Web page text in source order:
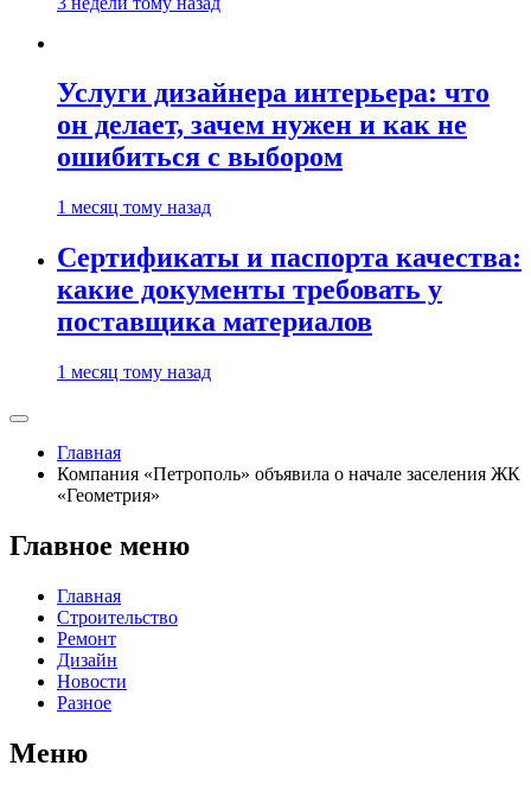
Услуги дизайнера интерьера: что
он делает, зачем нужен и как не
ошибиться с выбором
1 месяц тому назад
Сертификаты и паспорта качества:
какие документы требовать у
поставщика материалов
1 месяц тому назад
Главная
Компания «Петрополь» объявила о начале заселения ЖК
«Геометрия»
Главное меню
Главная
Строительство
Ремонт
Дизайн
Новости
Разное
Меню